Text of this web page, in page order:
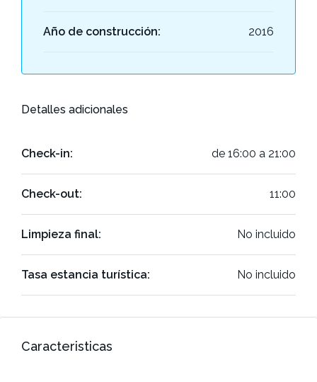
Año de construcción: 2016
Detalles adicionales
Check-in: de 16:00 a 21:00
Check-out: 11:00
Limpieza final: No incluido
Tasa estancia turística: No incluido
Caracteristicas